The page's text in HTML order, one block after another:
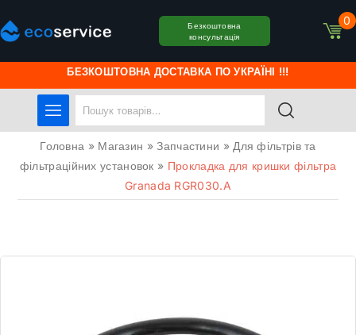
БЕЗКОШТОВНА ДОСТАВКА ПО УКРАЇНІ !!!
Безкоштовна
консультація
0
Головна » Магазин »Запчастини » Для фільтрів та
фільтраційних установок » Прокладка для кришки фільтра
Granada RGR030.A